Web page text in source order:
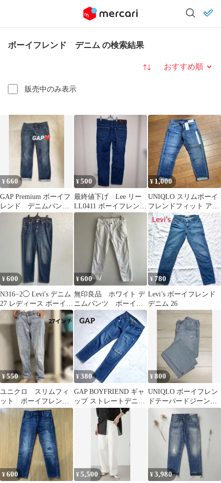
ボーイフレンド デニム の検索結果
販売中のみ表示
並び替え
¥660
GAP Premium ボーイフ
レンド デニムパンツ
ロールアップ
¥500
最終値下げ Lee リー
LL0411 ボーイフレンド
デニム ジーンズ S
¥ 1,000
UNIQLO スリムボーイ
フレンドフィット アン
クルジーンズ
¥600
N316−2◯ Levi's デニム
27 レディース ボーイフ
レンドデニム
¥600
無印良品 ホワイト デ
ニムパンツ ボーイフ
レンドデニム 61
¥780
Levi’s ボーイフレンド
デニム 26
¥550
ユニクロ スリムフィ
ット ボーイフレン
ド テーパードデニ
ム レディース27イン
¥380
GAP BOYFRIEND ギャ
ップ ストレートデニム
ダメージ加工XS〜S
¥800
UNIQLO ボーイフレン
ドテーパードジーンズ
ダメージ 24 ブルー
¥600 ¥5,500 ¥3,980